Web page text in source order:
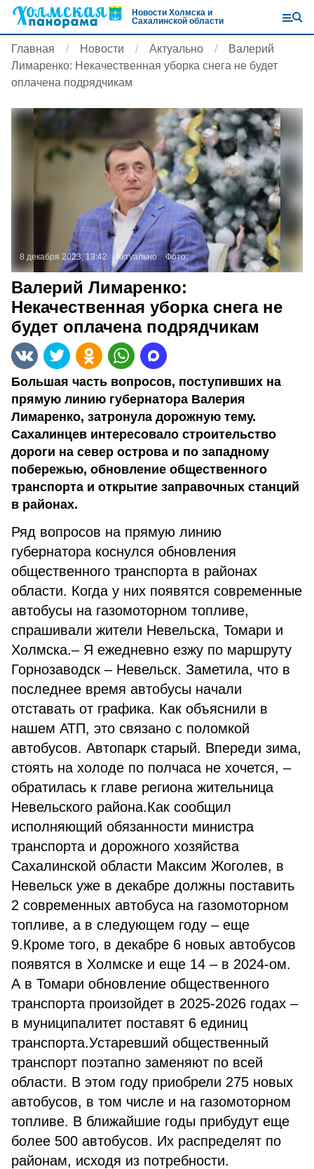
Новости Холмска и
Сахалинской области
Главная Новости Актуально
Валерий
Лимаренко: Некачественная уборка снега не будет
оплачена подрядчикам
8 декабря 2023, 13:42 Актуально Фото:
Валерий Лимаренко:
Некачественная уборка снега не
будет оплачена подрядчикам
Большая часть вопросов, поступивших на
прямую линию губернатора Валерия
Лимаренко, затронула дорожную тему.
Сахалинцев интересовало строительство
дороги на север острова и по западному
побережью, обновление общественного
транспорта и открытие заправочных станций
в районах.
Ряд вопросов на прямую линию
губернатора коснулся обновления
общественного транспорта в районах
области. Когда у них появятся современные
автобусы на газомоторном топливе,
спрашивали жители Невельска, Томари и
Холмска.– Я ежедневно езжу по маршруту
Горнозаводск – Невельск. Заметила, что в
последнее время автобусы начали
отставать от графика. Как объяснили в
нашем АТП, это связано с поломкой
автобусов. Автопарк старый. Впереди зима,
стоять на холоде по полчаса не хочется, –
обратилась к главе региона жительница
Невельского района.Как сообщил
исполняющий обязанности министра
транспорта и дорожного хозяйства
Сахалинской области Максим Жоголев, в
Невельск уже в декабре должны поставить
2 современных автобуса на газомоторном
топливе, а в следующем году – еще
9.Кроме того, в декабре 6 новых автобусов
появятся в Холмске и еще 14 – в 2024-ом.
А в Томари обновление общественного
транспорта произойдет в 2025-2026 годах –
в муниципалитет поставят 6 единиц
транспорта.Устаревший общественный
транспорт поэтапно заменяют по всей
области. В этом году приобрели 275 новых
автобусов, в том числе и на газомоторном
топливе. В ближайшие годы прибудут еще
более 500 автобусов. Их распределят по
районам, исходя из потребности.